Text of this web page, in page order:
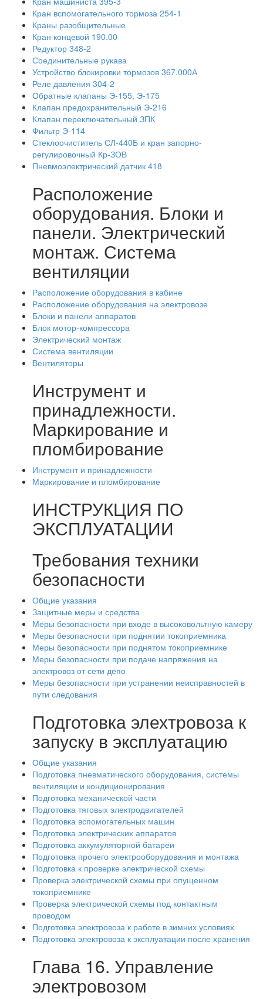
Кран вспомогательного тормоза 254-1
Краны разобщительные
Кран концевой 190.00
Редуктор 348-2
Соединительные рукава
Устройство блокировки тормозов 367.000А
Реле давления 304-2
Обратные клапаны Э-155, Э-175
Клапан предохранительный Э-216
Клапан переключательный ЗПК
Фильтр Э-114
Стеклоочиститель СЛ-440Б и кран запорно-
регулировочный Кр-ЗОВ
Пневмоэлектрический датчик 418
Расположение
оборудования. Блоки и
панели. Электрический
монтаж. Система
вентиляции
Расположение оборудования в кабине
Расположение оборудования на электровозе
Блоки и панели аппаратов
Блок мотор-компрессора
Электрический монтаж
Система вентиляции
Вентиляторы
Инструмент и
принадлежности.
Маркирование и
пломбирование
Инструмент и принадлежности
Маркирование и пломбирование
ИНСТРУКЦИЯ ПО
ЭКСПЛУАТАЦИИ
Требования техники
безопасности
Общие указания
Защитные меры и средства
Меры безопасности при входе в высоковольтную камеру
Меры безопасности при поднятии токоприемника
Меры безопасности при поднятом токоприемнике
Меры безопасности при подаче напряжения на
электровоз от сети депо
Меры безопасности при устранении неисправностей в
пути следования
Подготовка элехтровоза к
запуску в эксплуатацию
Общие указания
Подготовка пневматического оборудования, системы
вентиляции и кондиционирования
Подготовка механической части
Подготовка тяговых электродвигателей
Подготовка вспомогательных машин
Подготовка электрических аппаратов
Подготовка аккумуляторной батареи
Подготовка прочего электрооборудования и монтажа
Подготовка к проверке электрической схемы
Проверка электрической схемы при опущенном
токоприемнике
Проверка электрической схемы под контактным
проводом
Подготовка электровоза к работе в зимних условиях
Подготовка электровоза к эксплуатации после хранения
Глава 16. Управление
электровозом